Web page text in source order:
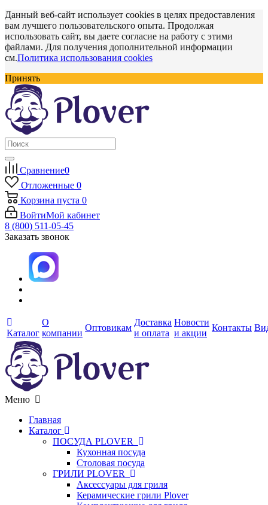
Данный веб-сайт использует cookies в целях предоставления
вам лучшего пользовательского опыта. Продолжая
использовать сайт, вы даете согласие на работу с этими
файлами. Для получения дополнительной информации
см.Политика использования cookies
Принять
Сравнение0
Отложенные 0
Корзина пуста 0
ВойтиМой кабинет
8 (800) 511-05-45
Заказать звонок
Каталог
О
компании
Оптовикам
Доставка
и оплата
Новости
и акции
Контакты
Меню
Главная
Каталог
ПОСУДА PLOVER
Кухонная посуда
Столовая посуда
ГРИЛИ PLOVER
Аксессуары для гриля
Керамические грили Plover